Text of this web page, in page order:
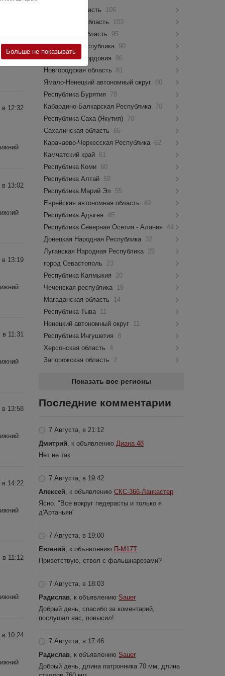
12:32
13:02
13:19
11:31
13:58
14:22
11:12
10:24
Больше не показывать
Псковская область
106
Костромская область
103
Мурманская область
95
Чувашская Республика 90
Республика Мордовия
86
Новгородская область
81
Ямало-Ненецкий автономный округ 80
Республика Бурятия
78
Кабардино-Балкарская Республика 70
Республика Саха (Якутия) 70
Сахалинская область
65
Карачаево-Черкесская Республика 62
Камчатский край 61
Республика Коми 60
Республика Алтай 59
Республика Марий Эл
55
Еврейская автономная область
49
Республика Адыгея
45
Республика Северная Осетия - Алания
44
Донецкая Народная Республика 32
Луганская Народная Республика 25
город Севастополь
23
Республика Калмыкия
20
Чеченская республика 19
Магаданская область
14
Республика Тыва 11
Ненецкий автономный округ 11
Республика Ингушетия
8
Херсонская область
4
Запорожская область
2
Показать все регионы
Последние комментарии
7 Августа, в 21:12
Дмитрий , к объявлению Диана 48
Нет не так.
7 Августа, в 19:42
Алексей , к объявлениюСКС-366-Ланкастер
Ясно. "Все вокруг педерасты и только я
д'Артаньян"
7 Августа, в 19:00
Евгений , к объявлению П-М17Т
Приветствую, ствол с фальшнарезами?
7 Августа, в 18:03
Радислав , к объявлению Sauer
Добрый день, спасибо за коментарий,
послушал вас, повысил!
7 Августа, в 17:46
Радислав , к объявлению Sauer
Добрый день, длина патронника 70 мм, длина